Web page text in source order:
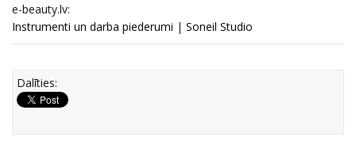
e-beauty.lv:
Instrumenti un darba piederumi | Soneil Studio
Dalīties: